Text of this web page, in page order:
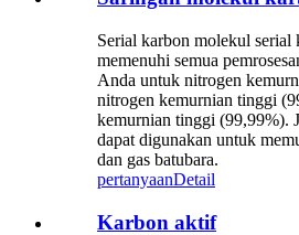
Serial karbon molekul serial
memenuhi semua
Anda untuk nitrogen
nitrogen kemurnian tinggi
kemurnian tinggi (99,99%).
dapat digunakan untuk
dan gas batubara.
pertanyaanDetail
Karbon aktif